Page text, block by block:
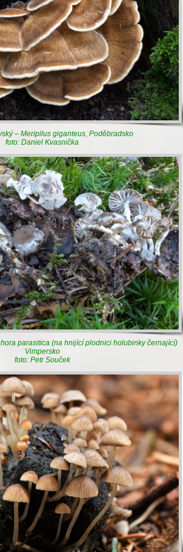
– Meripilus giganteus, Poděbradsko
foto: Daniel Kvasnička
parasitica (na hnijící plodnici holubinky černající)
Vimpersko
foto: Petr Souček